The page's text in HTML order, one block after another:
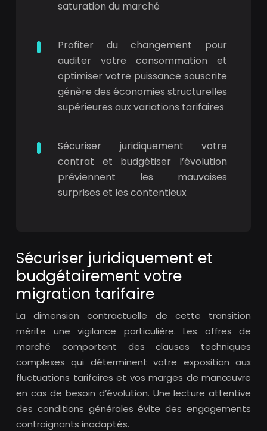
saturation du marché
Profiter du changement pour
auditer votre consommation et
optimiser votre puissance souscrite
génère des économies structurelles
supérieures aux variations tarifaires
Sécuriser juridiquement votre
contrat et budgétiser l’évolution
préviennent les mauvaises
surprises et les contentieux
Sécuriser juridiquement et
budgétairement votre
migration tarifaire
La dimension contractuelle de cette transition
mérite une vigilance particulière. Les offres de
marché comportent des clauses techniques
complexes qui déterminent votre exposition aux
fluctuations tarifaires et vos marges de manœuvre
en cas de besoin d’évolution. Une lecture attentive
des conditions générales évite des engagements
contraignants inadaptés.